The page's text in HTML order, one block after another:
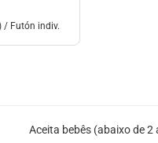
/ Futón indiv.
Aceita bebês (abaixo de 2